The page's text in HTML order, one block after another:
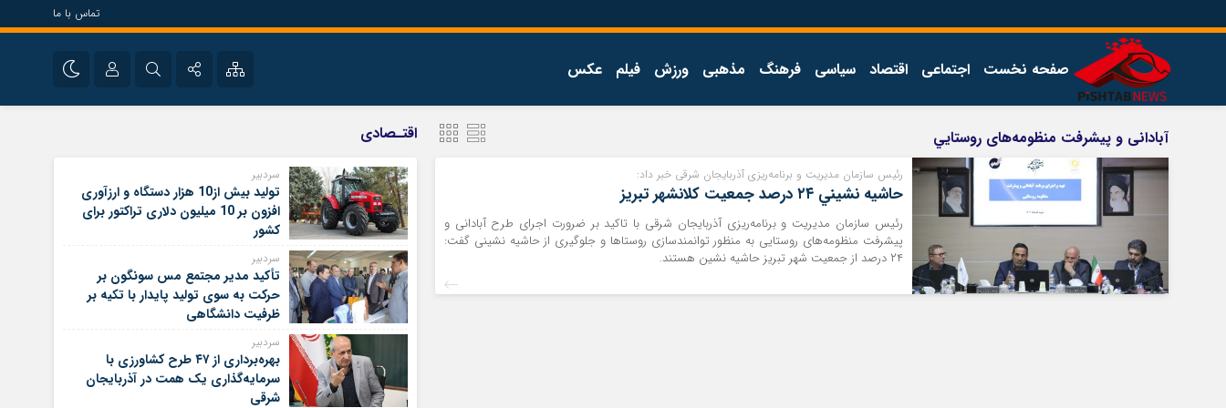
تماس با ما
صفحه نخست اجتماعی اقتصاد سیاسی فرهنگ مذهبی ورزش فیلم عکس
سروش
ایتا
آپارات
رمز عبور
مرا به خاطر بسپار
اجتماعی
اقتصاد
سیاسی
گالری فیلم
گالری عکس
اقتصاد
فرهنگ
آبادانی و پیشرفت منظومه‌های روستايي
رئيس سازمان مديريت و برنامه‌ريزي آذربايجان شرقي خبر داد:
حاشيه نشيني ۲۴ درصد جمعيت کلانشهر تبريز
رئيس سازمان مديريت و برنامه‌ريزي آذربايجان شرقي با تاكيد بر ضرورت اجراي طرح آبادانی و
پیشرفت منظومه‌های روستايي به منظور توانمندسازي روستاها و جلوگيري از حاشيه نشيني گفت:
۲۴ درصد از جمعيت شهر تبريز حاشيه نشين هستند.
اقتـصادی
سردبیر
تولید بیش از10 هزار دستگاه و ارزآوری
افزون بر 10 میلیون دلاری تراکتور برای
کشور
سردبیر
تأکید مدیر مجتمع مس سونگون بر
حرکت به سوی تولید پایدار با تکیه بر
ظرفیت دانشگاهی
سردبیر
بهره‌برداری از ۴۷ طرح کشاورزی با
سرمایه‌گذاری یک همت در آذربایجان
شرقی